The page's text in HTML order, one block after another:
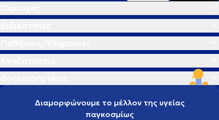
Διαμορφώνουμε το μέλλον της υγείας
παγκοσμίως